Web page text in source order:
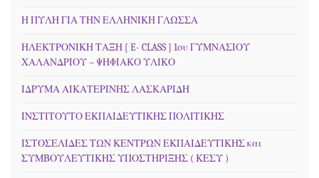
Η ΠΥΛΗ ΓΙΑ ΤΗΝ ΕΛΛΗΝΙΚΗ ΓΛΩΣΣΑ
ΗΛΕΚΤΡΟΝΙΚΗ ΤΑΞΗ [ E- CLASS ] 1ου ΓΥΜΝΑΣΙΟΥ
ΧΑΛΑΝΔΡΙΟΥ – ΨΗΦΙΑΚΟ ΥΛΙΚΟ
ΙΔΡΥΜΑ ΑΙΚΑΤΕΡΙΝΗΣ ΛΑΣΚΑΡΙΔΗ
ΙΝΣΤΙΤΟΥΤΟ ΕΚΠΑΙΔΕΥΤΙΚΗΣ ΠΟΛΙΤΙΚΗΣ
ΙΣΤΟΣΕΛΙΔΕΣ ΤΩΝ ΚΕΝΤΡΩΝ ΕΚΠΑΙΔΕΥΤΙΚΗΣ και
ΣΥΜΒΟΥΛΕΥΤΙΚΗΣ ΥΠΟΣΤΗΡΙΞΗΣ ( ΚΕΣΥ )